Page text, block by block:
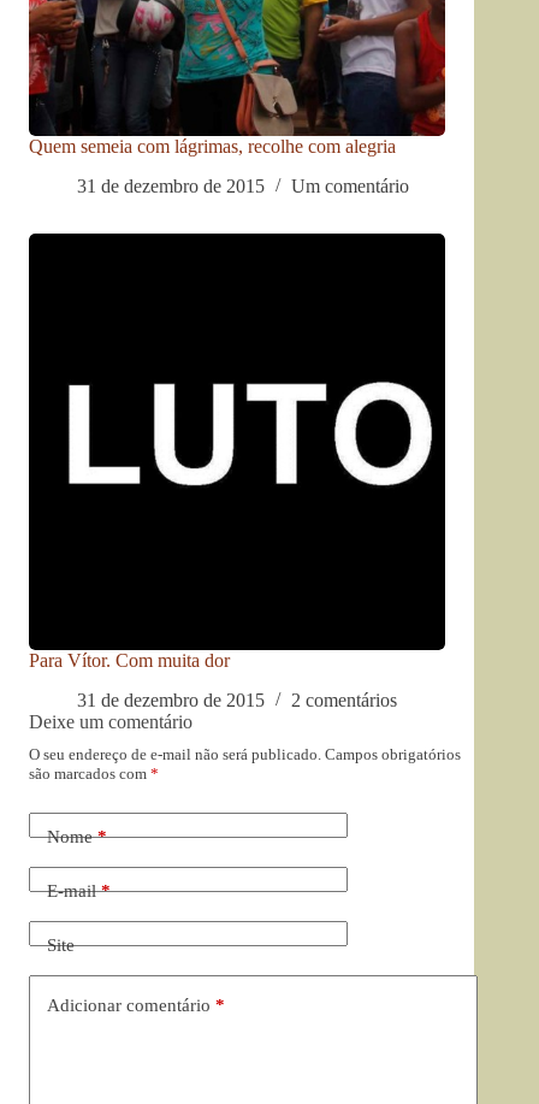
Quem semeia com lágrimas, recolhe com alegria
31 de dezembro de 2015
Um comentário
Para Vítor. Com muita dor
31 de dezembro de 2015
2 comentários
Deixe um comentário
O seu endereço de e-mail não será publicado. Campos obrigatórios
são marcados com *
Nome*
E-mail*
Site
Adicionar comentário *